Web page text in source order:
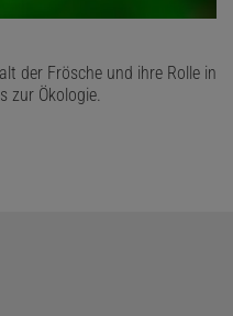
der Frösche und ihre Rolle in
zur Ökologie.